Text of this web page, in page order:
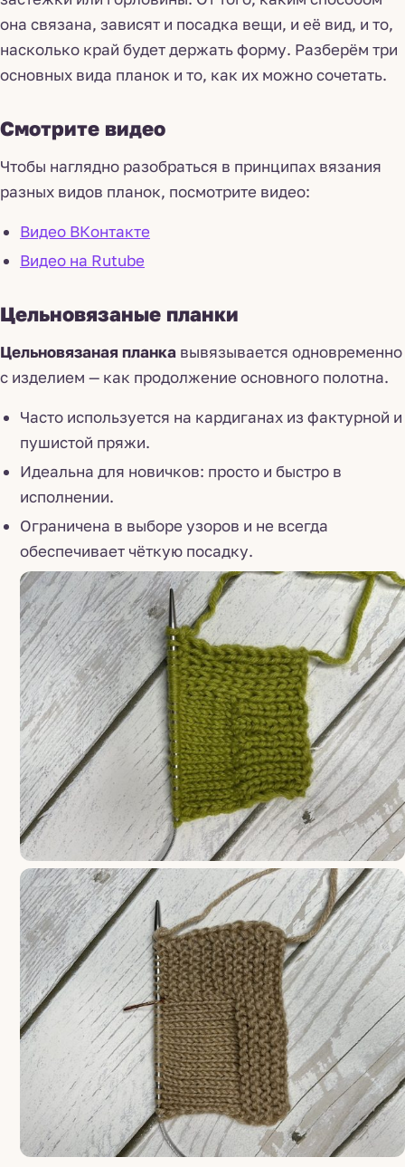
она связана, зависят и посадка вещи, и её вид, и то,
насколько край будет держать форму. Разберём три
основных вида планок и то, как их можно сочетать.
Смотрите видео
Чтобы наглядно разобраться в принципах вязания
разных видов планок, посмотрите видео:
Видео ВКонтакте
Видео на Rutube
Цельновязаные планки
Цельновязаная планка вывязывается одновременно
с изделием — как продолжение основного полотна.
Часто используется на кардиганах из фактурной и
пушистой пряжи.
Идеальна для новичков: просто и быстро в
исполнении.
Ограничена в выборе узоров и не всегда
обеспечивает чёткую посадку.